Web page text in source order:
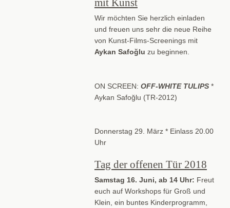
mit Kunst
Wir möchten Sie herzlich einladen
und freuen uns sehr die neue Reihe
von Kunst-Films-Screenings mit
Aykan Safoğlu zu beginnen.
ON SCREEN: OFF-WHITE TULIPS*
Aykan Safoğlu (TR-2012)
Donnerstag 29. März * Einlass 20.00
Uhr
Tag der offenen Tür 2018
Samstag 16. Juni, ab 14 Uhr: Freut
euch auf Workshops für Groß und
Klein, ein buntes Kinderprogramm,